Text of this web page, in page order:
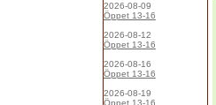
2026-08-09
Öppet 13-16
2026-08-12
Öppet 13-16
2026-08-16
Öppet 13-16
2026-08-19
Öppet 13-16